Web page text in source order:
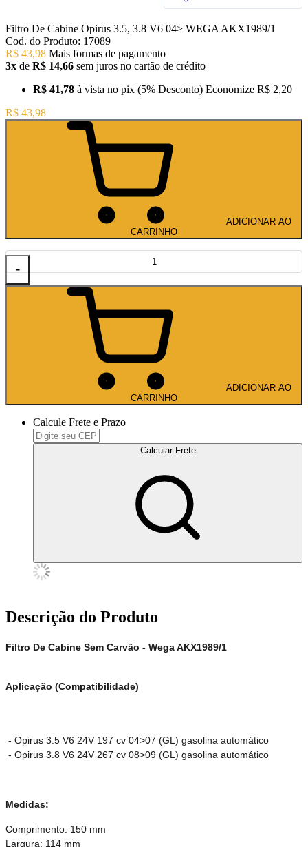
Filtro De Cabine Opirus 3.5, 3.8 V6 04> WEGA AKX1989/1
Cod. do Produto: 17089
R$ 43,98 Mais formas de pagamento
3x de R$ 14,66 sem juros no cartão de crédito
R$ 41,78 à vista no pix (5% Desconto) Economize R$ 2,20
R$ 43,98
ADICIONAR AO
CARRINHO
-
CARRINHO
Calcule Frete e Prazo
Calcular Frete
Descrição do Produto
Filtro De Cabine Sem Carvão - Wega AKX1989/1
Aplicação (Compatibilidade)
- Opirus 3.5 V6 24V 197 cv 04>07 (GL) gasolina automático
- Opirus 3.8 V6 24V 267 cv 08>09 (GL) gasolina automático
Medidas:
Comprimento: 150 mm
Largura: 114 mm